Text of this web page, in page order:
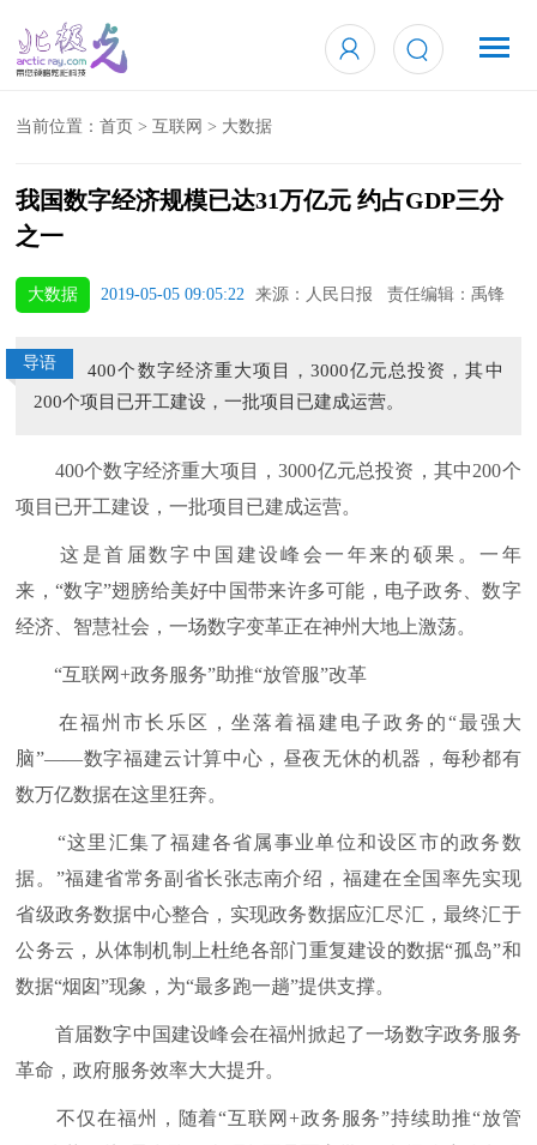
当前位置：首页 >互联网 > 大数据
我国数字经济规模已达31万亿元 约占GDP三分
之一
大数据 2019-05-05 09:05:22 来源：人民日报 责任编辑：禹锋
导语
400个数字经济重大项目，3000亿元总投资，其中
200个项目已开工建设，一批项目已建成运营。
400个数字经济重大项目，3000亿元总投资，其中200个
项目已开工建设，一批项目已建成运营。
这是首届数字中国建设峰会一年来的硕果。一年
来，“数字”翅膀给美好中国带来许多可能，电子政务、数字
经济、智慧社会，一场数字变革正在神州大地上激荡。
“互联网+政务服务”助推“放管服”改革
在福州市长乐区，坐落着福建电子政务的“最强大
脑”——数字福建云计算中心，昼夜无休的机器，每秒都有
数万亿数据在这里狂奔。
“这里汇集了福建各省属事业单位和设区市的政务数
据。”福建省常务副省长张志南介绍，福建在全国率先实现
省级政务数据中心整合，实现政务数据应汇尽汇，最终汇于
公务云，从体制机制上杜绝各部门重复建设的数据“孤岛”和
数据“烟囱”现象，为“最多跑一趟”提供支撑。
首届数字中国建设峰会在福州掀起了一场数字政务服务
革命，政府服务效率大大提升。
不仅在福州，随着“互联网+政务服务”持续助推“放管